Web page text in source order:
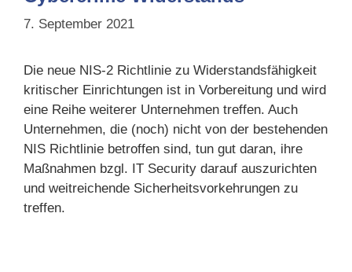
7. September 2021
Die neue NIS-2 Richtlinie zu Widerstandsfähigkeit
kritischer Einrichtungen ist in Vorbereitung und wird
eine Reihe weiterer Unternehmen treffen. Auch
Unternehmen, die (noch) nicht von der bestehenden
NIS Richtlinie betroffen sind, tun gut daran, ihre
Maßnahmen bzgl. IT Security darauf auszurichten
und weitreichende Sicherheitsvorkehrungen zu
treffen.